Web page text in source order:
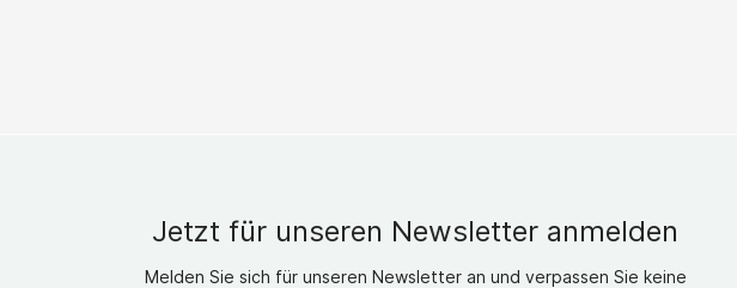
Jetzt für unseren Newsletter anmelden
Melden Sie sich für unseren Newsletter an und verpassen Sie keine